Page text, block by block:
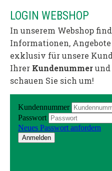
LOGIN WEBSHOP
In unserem Webshop
Informationen,
exklusiv für unsere
Ihrer Kundenummer
schauen Sie sich um!